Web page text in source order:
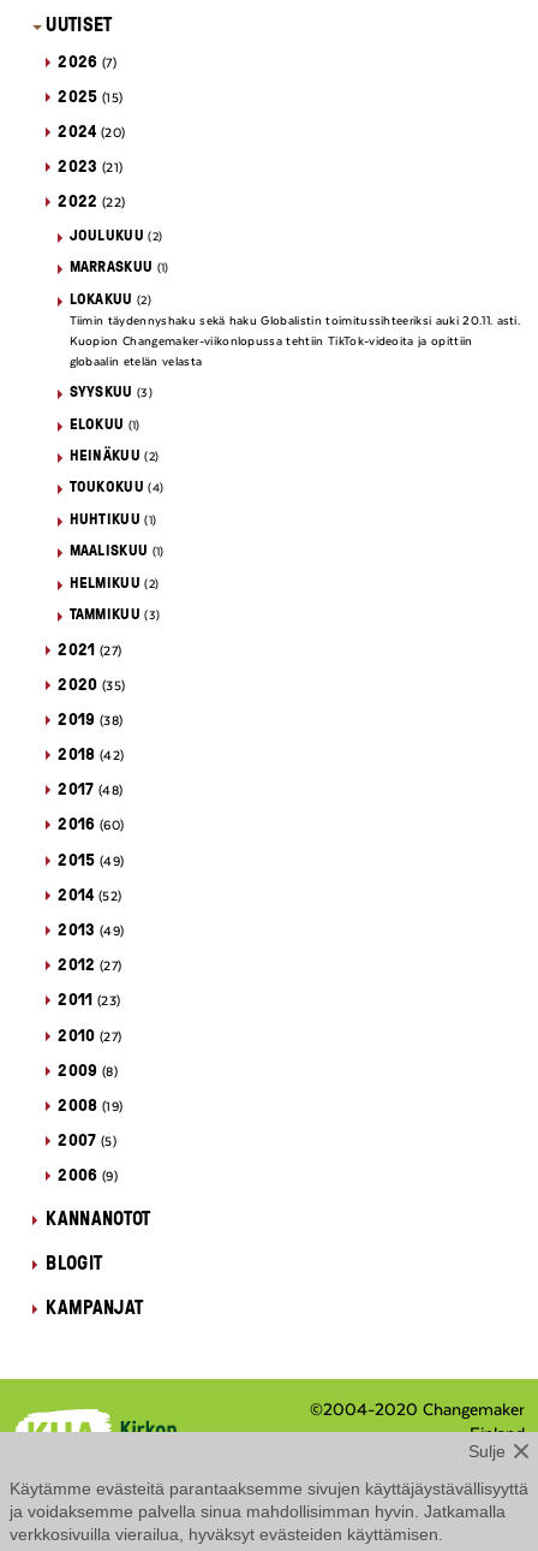
UUTISET
2026 (7)
2025 (15)
2024 (20)
2023 (21)
2022 (22)
JOULUKUU (2)
MARRASKUU (1)
LOKAKUU (2)
Tiimin täydennyshaku sekä haku Globalistin toimitussihteeriksi auki 20.11. asti.
Kuopion Changemaker-viikonlopussa tehtiin TikTok-videoita ja opittiin
globaalin etelän velasta
SYYSKUU (3)
ELOKUU (1)
HEINÄKUU (2)
TOUKOKUU (4)
HUHTIKUU (1)
MAALISKUU (1)
HELMIKUU (2)
TAMMIKUU (3)
2021 (27)
2020 (35)
2019 (38)
2018 (42)
2017 (48)
2016 (60)
2015 (49)
2014 (52)
2013 (49)
2012 (27)
2011 (23)
2010 (27)
2009 (8)
2008 (19)
2007 (5)
2006 (9)
KANNANOTOT
BLOGIT
KAMPANJAT
©2004-2020 Changemaker
Finland
Eteläranta 8 / PL 210, 00131
Helsinki
Tietosuojaseloste
Saavutettavuusseloste
Käytämme evästeitä parantaaksemme sivujen käyttäjäystävällisyyttä
ja voidaksemme palvella sinua mahdollisimman hyvin. Jatkamalla
verkkosivuilla vierailua, hyväksyt evästeiden käyttämisen.
Sulje